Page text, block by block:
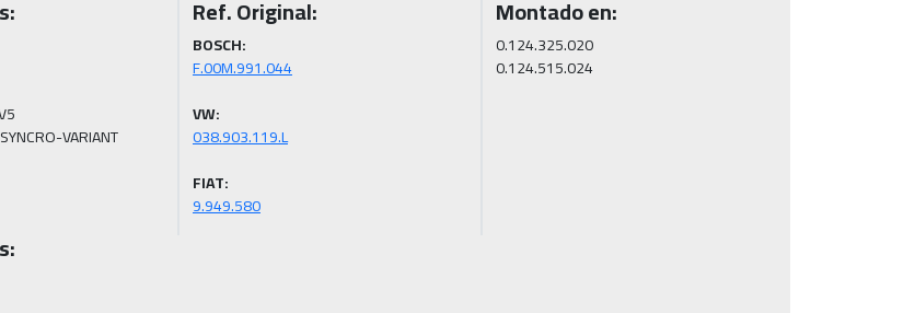
VARIANT
Ref. Original:
BOSCH:
F.00M.991.044
VW:
038.903.119.L
FIAT:
9.949.580
Montado en:
0.124.325.020
0.124.515.024